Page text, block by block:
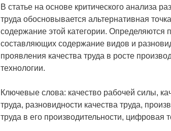
В статье на основе критического анализа
труда обосновывается альтернативная
содержание этой категории. Определяются
составляющих содержание видов и
проявления качества труда в росте
технологии.
Ключевые слова: качество рабочей силы,
труда, разновидности качества труда,
труда в его производительности, цифровая